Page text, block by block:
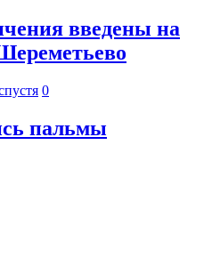
введены на
0
пальмы